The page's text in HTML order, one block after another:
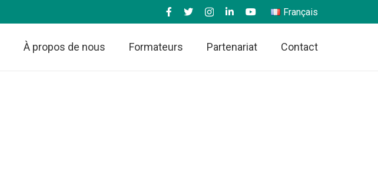
Français
À propos de nous Formateurs Partenariat Contact